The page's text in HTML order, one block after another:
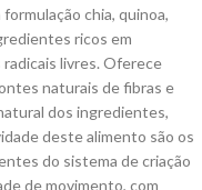
chia, quinoa,
ricos em
livres. Oferece
naturais de fibras e
dos ingredientes,
deste alimento são os
do sistema de criação
de movimento, com